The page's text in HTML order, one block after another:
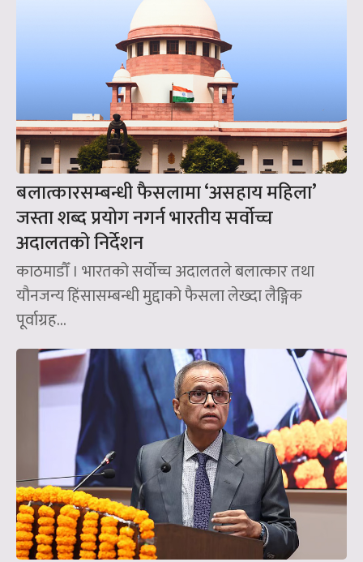
बलात्कारसम्बन्धी फैसलामा ‘असहाय महिला’
जस्ता शब्द प्रयोग नगर्न भारतीय सर्वोच्च
अदालतको निर्देशन
काठमाडौँ । भारतको सर्वोच्च अदालतले बलात्कार तथा
यौनजन्य हिंसासम्बन्धी मुद्दाको फैसला लेख्दा लैङ्गिक
पूर्वाग्रह...